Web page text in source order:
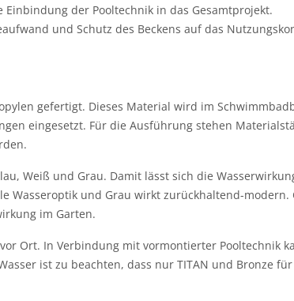
der Pooltechnik in das Gesamtprojekt.
und Schutz des Beckens auf das
gefertigt. Dieses Material wird im
eingesetzt. Für die Ausführung stehen
Weiß und Grau. Damit lässt sich die
Wasseroptik und Grau wirkt zurückhaltend-
im Garten.
Ort. In Verbindung mit vormontierter Pooltechnik
ist zu beachten, dass nur TITAN und Bronze